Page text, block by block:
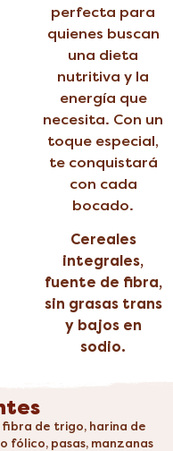
perfecta para
quienes buscan
una dieta
nutritiva y la
energía que
necesita. Con un
toque especial,
te conquistará
con cada
bocado.
Cereales
integrales,
fuente de fibra,
sin grasas trans
y bajos en
sodio.
fibra de trigo, harina de
fólico, pasas, manzanas